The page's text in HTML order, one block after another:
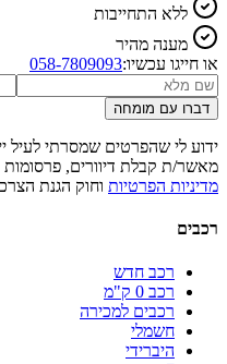
ללא התחייבות
מענה מהיר
או חייגו עכשיו:058-7809093
דברו עם מומחה
ידוע לי שהפרטים שמסרתי לעיל
מאשר/ת קבלת דיוורים, פרסומות
מדיניות הפרטיות וחוק הגנת
רכבים
רכב חדש
רכב 0 ק"מ
רכבים למכירה
חשמלי
היברידי